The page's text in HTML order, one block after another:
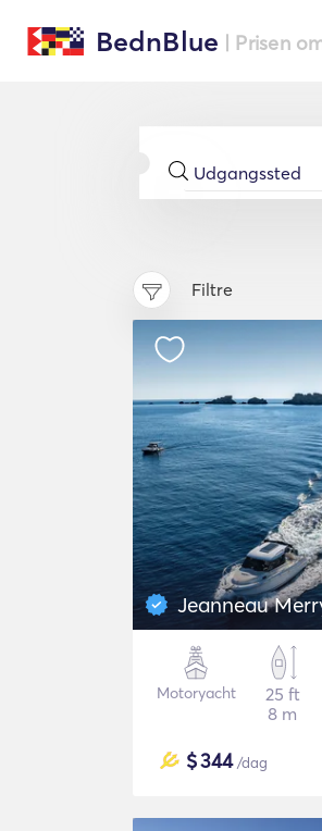
BednBlue | Prisen
Filtre
Jeanneau
Motoryacht
25 ft
8 m
$344/dag